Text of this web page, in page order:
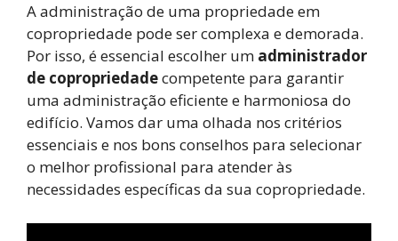
A administração de uma propriedade em
copropriedade pode ser complexa e demorada.
Por isso, é essencial escolher um administrador
de copropriedadecompetente para garantir
uma administração eficiente e harmoniosa do
edifício. Vamos dar uma olhada nos critérios
essenciais e nos bons conselhos para selecionar
o melhor profissional para atender às
necessidades específicas da sua copropriedade.